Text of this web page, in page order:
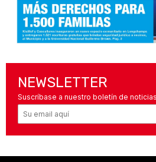
NEWSLETTER
Suscríbase a nuestro boletín de noticias